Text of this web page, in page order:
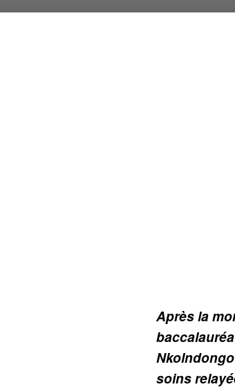
Après la
soins